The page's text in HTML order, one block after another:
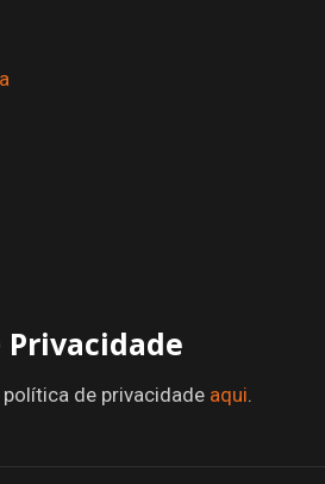
de privacidade aqui.